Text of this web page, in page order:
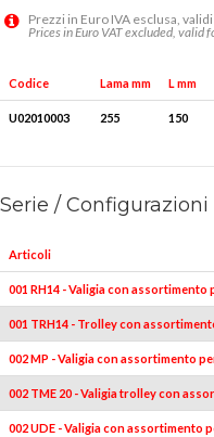
Prezzi in Euro IVA esclusa,
Prices in Euro VAT excluded, valid
Codice Lama mm L mm
U02010003 255 150
Serie / Configurazioni
Articoli
001 RH14 - Valigia con assortimento
001 TRH14 - Trolley con
002 MP - Valigia con assortimento
002 TME 20 - Valigia trolley con
002 UDE - Valigia con assortimento